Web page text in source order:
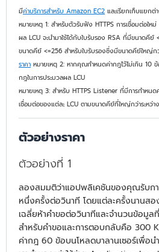
มีค่าบริการสำหรับ Amazon EC2 และเรียกเก็บแยกต่
หมายเหตุ 1: สำหรับตัวรับฟัง HTTPS การเชื่อมต่อให
ผล LCU จะนำมาใช้ได้กับใบรับรอง RSA ที่มีขนาดคีย์
ขนาดคีย์ <=256 สำหรับใบรับรองซึ่งมีขนาดคีย์ใหญ่ก
ราคา หมายเหตุ 2: หากคุณกำหนดค่ากฎไว้ไม่เกิน 10 ข้
กฎในการประมวลผล LCU
หมายเหตุ 3: สําหรับ HTTPS Listener ที่มีการกําหนด
เชื่อมต่อของแต่ละ LCU ตามขนาดคีย์ที่ใหญ่กว่าระหว่าง
ตัวอย่างราคา
ตัวอย่างที่ 1
ลองสมมติว่าแอปพลิเคชันของคุณรับกา
หนึ่งครั้งต่อวินาที โดยแต่ละครั้งนานสอ
เฉลี่ยห้าคำขอต่อวินาทีและจำนวนข้อมู
สำหรับคำขอและการตอบกลับคือ 300
ค่ากฎ 60 ข้อบนโหลดบาลานเซอร์เพื่อน